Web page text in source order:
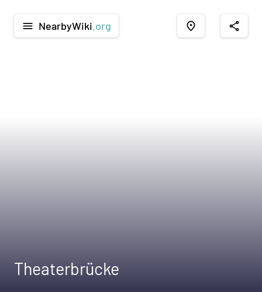
menu NearbyWiki .org place share
Theaterbrücke